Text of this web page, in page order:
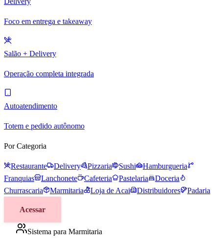
Foco em entrega e takeaway
Salão + Delivery
Operação completa integrada
Autoatendimento
Totem e pedido autônomo
Por Categoria
Restaurante Delivery Pizzaria Sushi
Hamburgueria
Franquias
Lanchonete Cafeteria Pastelaria
Doceria
Churrascaria
Marmitaria Loja de Acai Distribuidores Padaria
Acessar
Sistema para Marmitaria